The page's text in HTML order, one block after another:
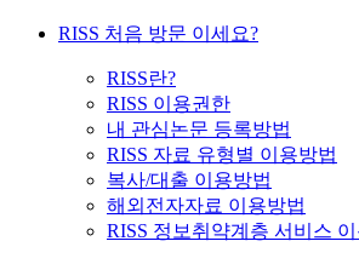
RISS 처음 방문 이세요?
RISS란?
RISS 이용권한
내 관심논문 등록방법
RISS 자료 유형별 이용방법
복사/대출 이용방법
해외전자자료 이용방법
RISS 정보취약계층 서비스